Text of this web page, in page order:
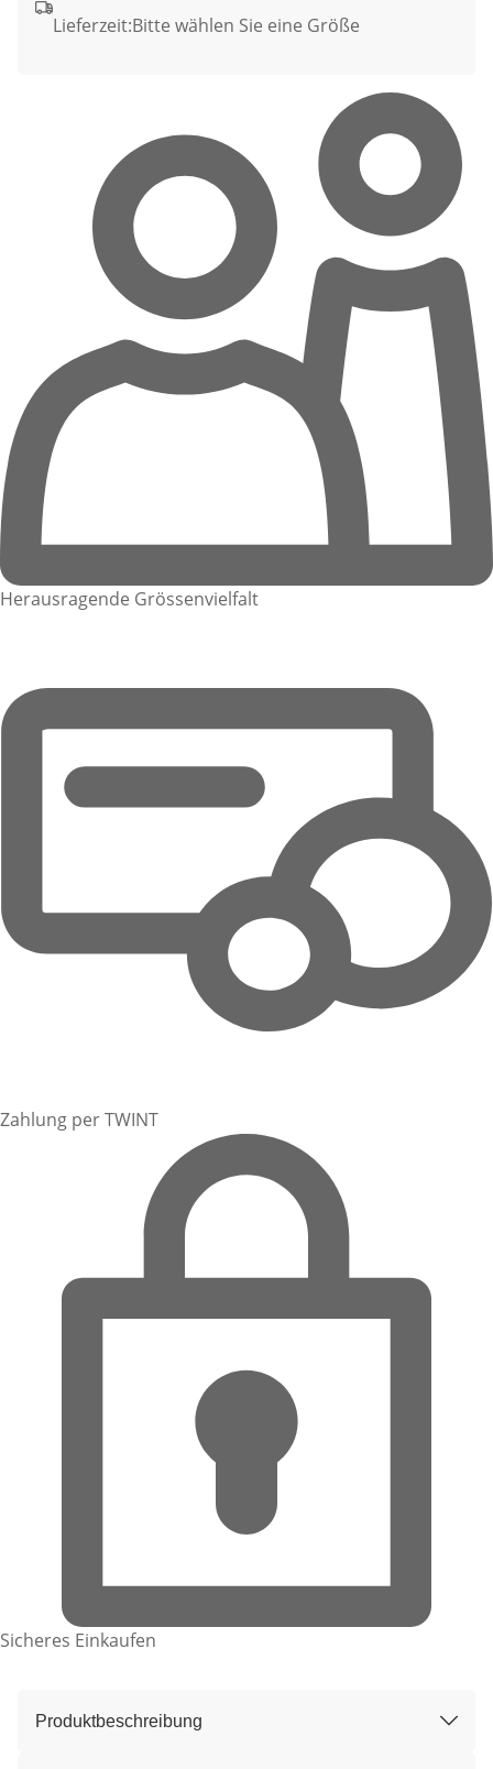
Lieferzeit:Bitte wählen Sie eine Größe
Herausragende Grössenvielfalt
Zahlung per TWINT
Sicheres Einkaufen
Produktbeschreibung